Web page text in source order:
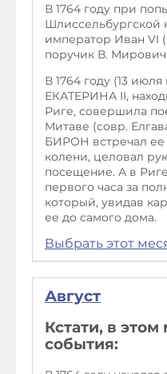
В 1764 году при
Шлиссельбургской
император Иван VI
поручик В. Мирович
В 1764 году (13
ЕКАТЕРИНА II,
Риге, совершила
Митаве (совр.
БИРОН встречал ее
колени, целовал
посещение. А в
первого часа за
который, увидав
ее до самого дома.
Выбрать этот
Август
Кстати, в
события: